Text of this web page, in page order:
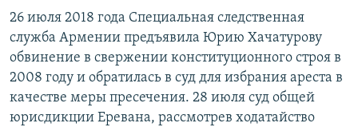
26 июля 2018 года Специальная следственная
служба Армении предъявила Юрию Хачатурову
обвинение в свержении конституционного строя в
2008 году и обратилась в суд для избрания ареста в
качестве меры пресечения. 28 июля суд общей
юрисдикции Еревана, рассмотрев ходатайство